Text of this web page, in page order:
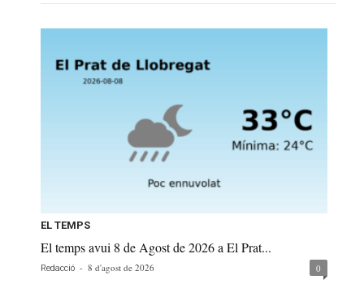
EL TEMPS
El temps avui 8 de Agost de 2026 a El Prat...
Redacció - 8 d'agost de 2026 0